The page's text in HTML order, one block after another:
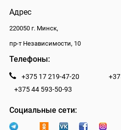
Адрес
220050 г. Минск,
пр-т Независимости, 10
Телефоны:
+375 17 219-47-20
+375 44 593-50-93
Социальные сети: